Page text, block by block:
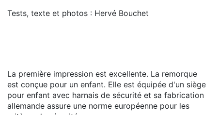
Tests, texte et photos : Hervé Bouchet
La première impression est excellente. La remorque
est conçue pour un enfant. Elle est équipée d'un siège
pour enfant avec harnais de sécurité et sa fabrication
allemande assure une norme européenne pour les